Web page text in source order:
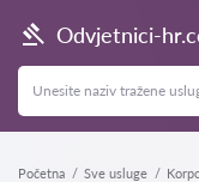
Odvjetnici-
Početna Sve usluge